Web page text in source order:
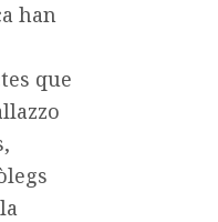
han
que